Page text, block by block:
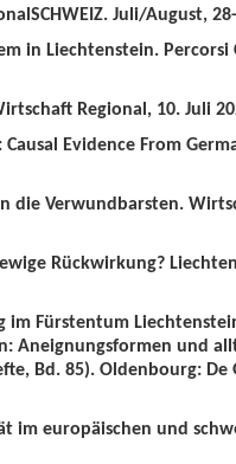
Juli/August,
in Liechtenstein. Percorsi
Regional, 10. Juli
Evidence From
die Verwundbarsten.
Rückwirkung?
Fürstentum
Aneignungsformen und
Bd. 85). Oldenbourg: De
im europäischen und